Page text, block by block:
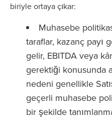
biriyle ortaya çıkar:
Muhasebe
taraflar, kazanç payı
gelir, EBITDA veya
gerektiği konusunda
nedeni genellikle
geçerli muhasebe
bir şekilde